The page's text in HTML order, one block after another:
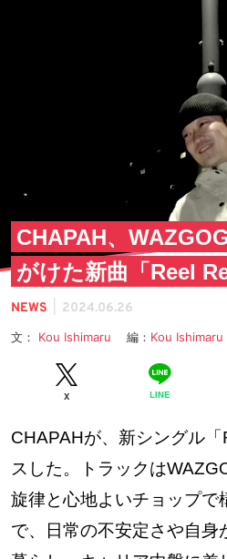
CHAPAH、
がけた新曲「Reel
NEWS 2024.06.26
文： Kou Ishimaru 編： Kou Ishimaru
X LINE
CHAPAHが、新シングル
スした。トラックは
旋律と心地よいチョップで
で、日常の不安定さや自身